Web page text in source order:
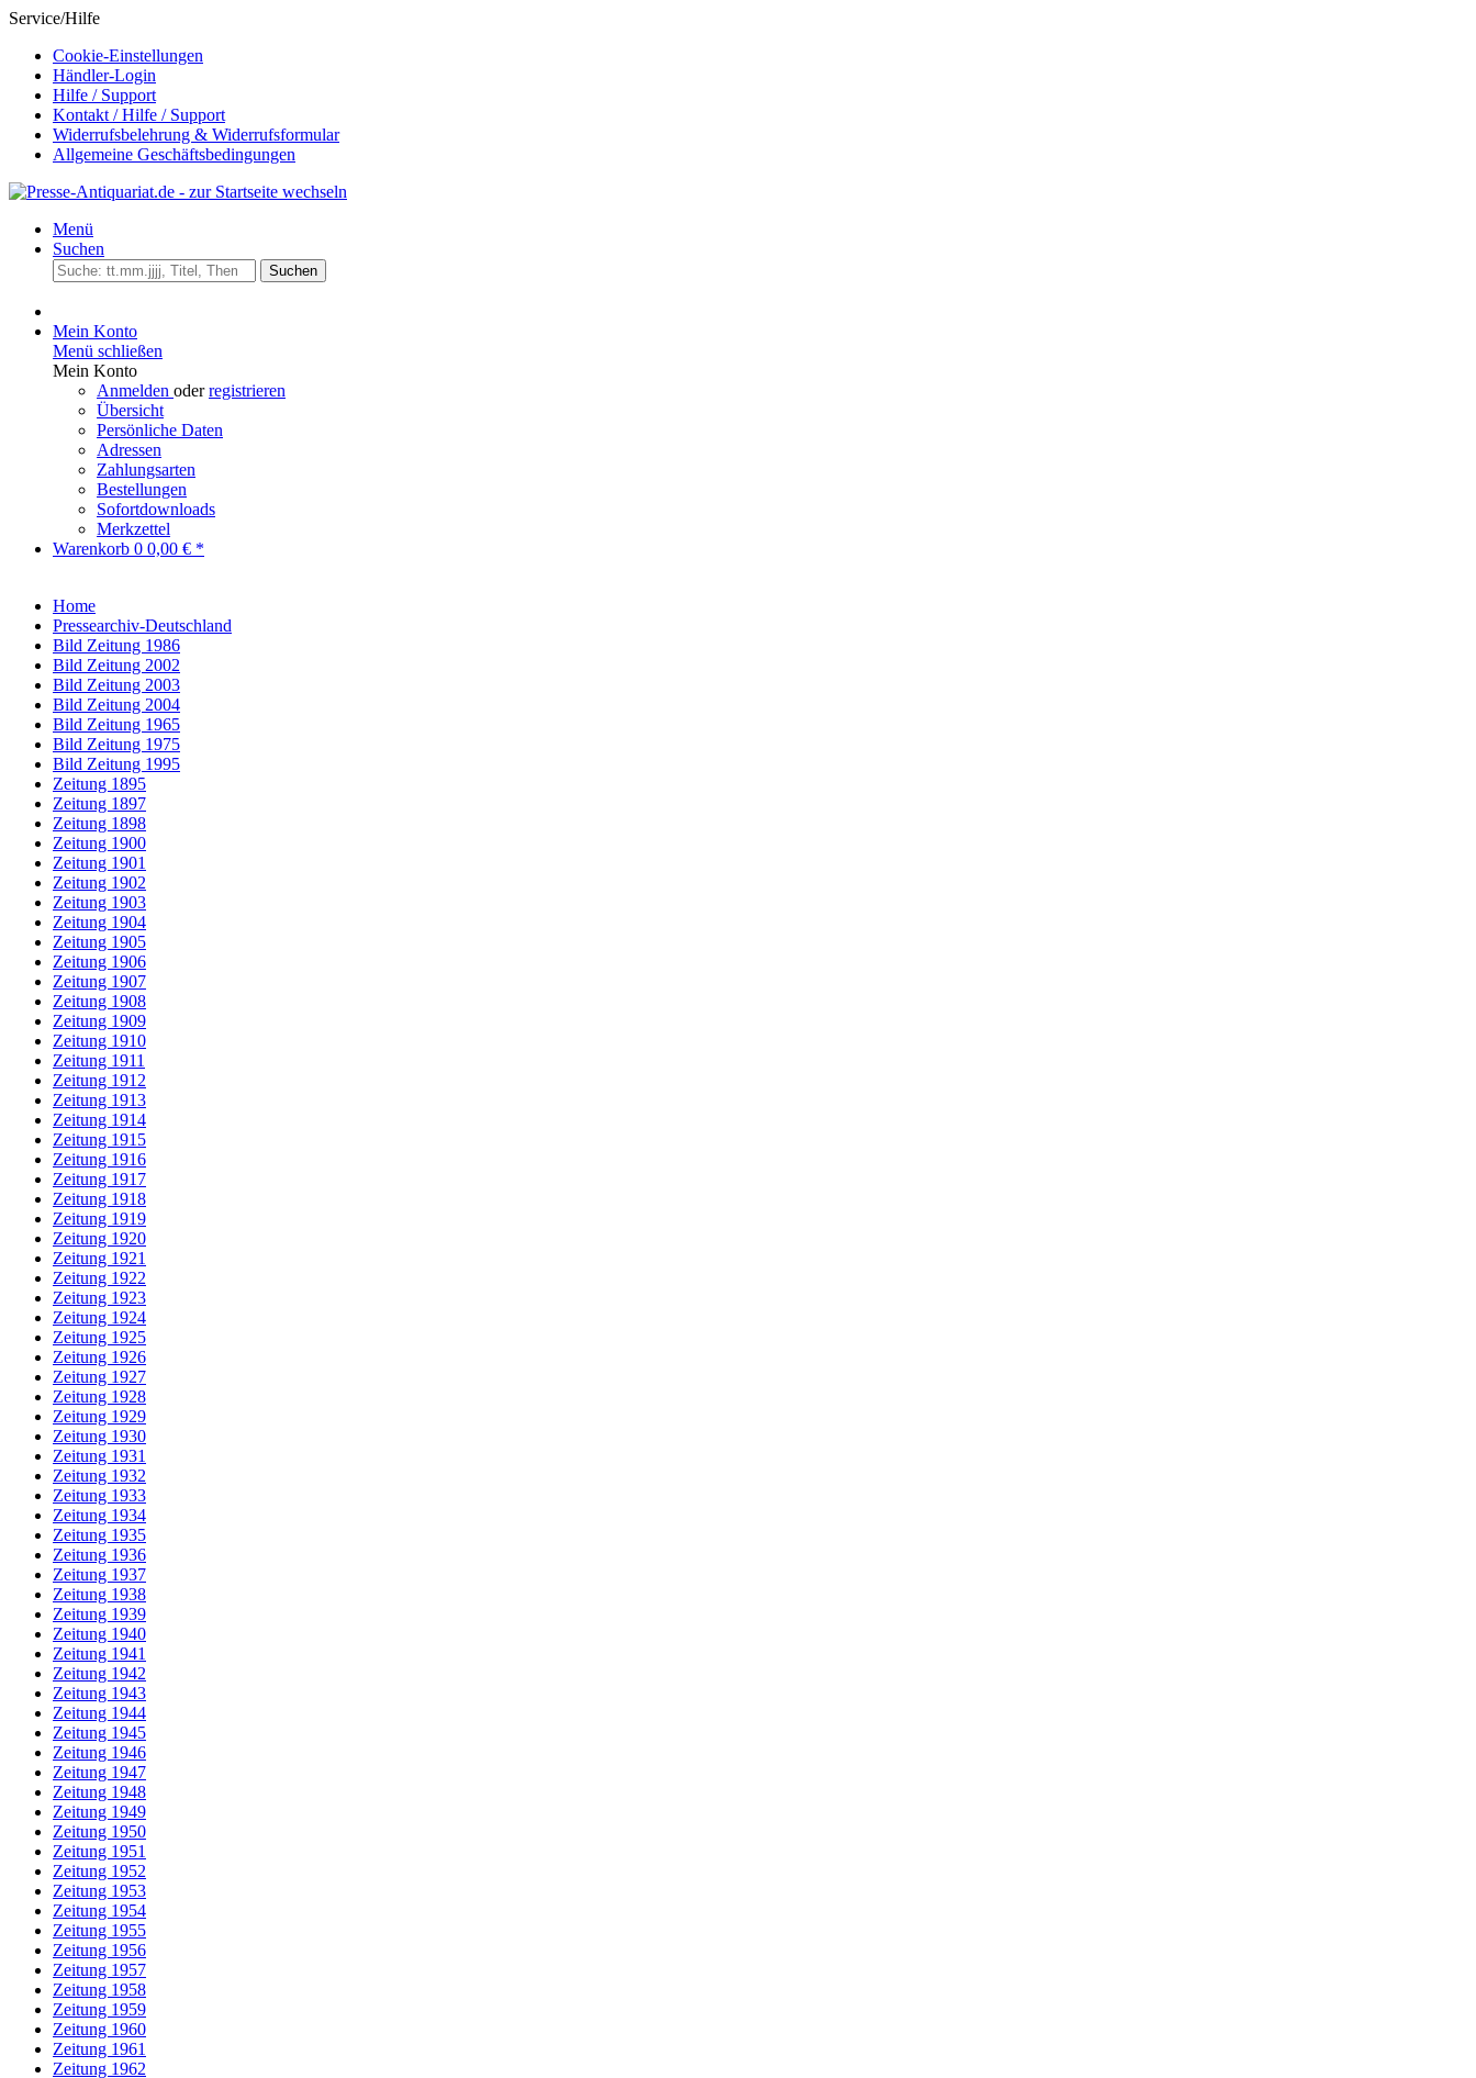
Service/Hilfe
Cookie-Einstellungen
Händler-Login
Hilfe / Support
Kontakt / Hilfe / Support
Widerrufsbelehrung & Widerrufsformular
Allgemeine Geschäftsbedingungen
Menü
Suchen
Suchen
Mein Konto
Menü schließen
Mein Konto
Anmelden oderregistrieren
Übersicht
Persönliche Daten
Adressen
Zahlungsarten
Bestellungen
Sofortdownloads
Merkzettel
Warenkorb 0 0,00 € *
Home
Pressearchiv-Deutschland
Bild Zeitung 1986
Bild Zeitung 2002
Bild Zeitung 2003
Bild Zeitung 2004
Bild Zeitung 1965
Bild Zeitung 1975
Bild Zeitung 1995
Zeitung 1895
Zeitung 1897
Zeitung 1898
Zeitung 1900
Zeitung 1901
Zeitung 1902
Zeitung 1903
Zeitung 1904
Zeitung 1905
Zeitung 1906
Zeitung 1907
Zeitung 1908
Zeitung 1909
Zeitung 1910
Zeitung 1911
Zeitung 1912
Zeitung 1913
Zeitung 1914
Zeitung 1915
Zeitung 1916
Zeitung 1917
Zeitung 1918
Zeitung 1919
Zeitung 1920
Zeitung 1921
Zeitung 1922
Zeitung 1923
Zeitung 1924
Zeitung 1925
Zeitung 1926
Zeitung 1927
Zeitung 1928
Zeitung 1929
Zeitung 1930
Zeitung 1931
Zeitung 1932
Zeitung 1933
Zeitung 1934
Zeitung 1935
Zeitung 1936
Zeitung 1937
Zeitung 1938
Zeitung 1939
Zeitung 1940
Zeitung 1941
Zeitung 1942
Zeitung 1943
Zeitung 1944
Zeitung 1945
Zeitung 1946
Zeitung 1947
Zeitung 1948
Zeitung 1949
Zeitung 1950
Zeitung 1951
Zeitung 1952
Zeitung 1953
Zeitung 1954
Zeitung 1955
Zeitung 1956
Zeitung 1957
Zeitung 1958
Zeitung 1959
Zeitung 1960
Zeitung 1961
Zeitung 1962